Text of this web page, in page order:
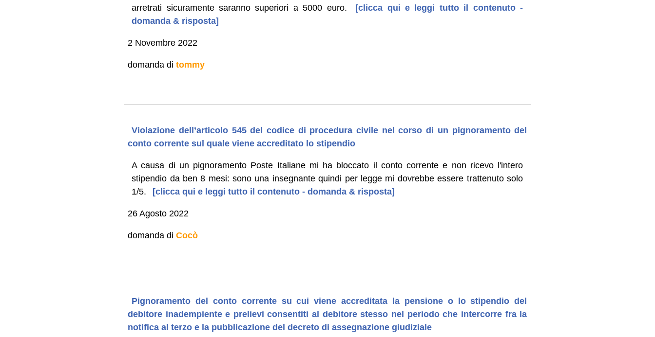
arretrati sicuramente saranno superiori a 5000 euro.
[clicca qui e leggi tutto il contenuto -
domanda & risposta]
2 Novembre 2022
domanda di tommy
Violazione dell’articolo 545 del codice di procedura civile nel corso di un pignoramento del
conto corrente sul quale viene accreditato lo stipendio
A causa di un pignoramento Poste Italiane mi ha bloccato il conto corrente e non ricevo l'intero
stipendio da ben 8 mesi: sono una insegnante quindi per legge mi dovrebbe essere trattenuto solo
1/5.
[clicca qui e leggi tutto il contenuto - domanda & risposta]
26 Agosto 2022
domanda di Cocò
Pignoramento del conto corrente su cui viene accreditata la pensione o lo stipendio del
debitore inadempiente e prelievi consentiti al debitore stesso nel periodo che intercorre fra la
notifica al terzo e la pubblicazione del decreto di assegnazione giudiziale